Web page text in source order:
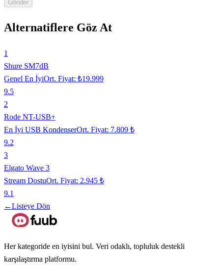
Gönder
Alternatiflere Göz At
1
Shure SM7dB
Genel En İyiOrt. Fiyat: ₺19.999
9.5
2
Rode NT-USB+
En İyi USB KondenserOrt. Fiyat: 7.809 ₺
9.2
3
Elgato Wave 3
Stream DostuOrt. Fiyat: 2.945 ₺
9.1
←Listeye Dön
Her kategoride en iyisini bul. Veri odaklı, topluluk destekli
karşılaştırma platformu.